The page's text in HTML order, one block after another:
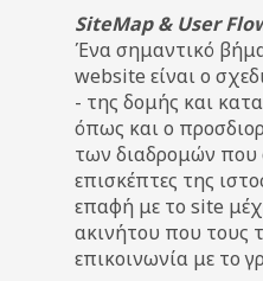
SiteMap & User
Ένα σημαντικό
website είναι ο
- της δομής και
όπως και ο
των διαδρομών που
επισκέπτες της
επαφή με το site
ακινήτου που τους
επικοινωνία με το